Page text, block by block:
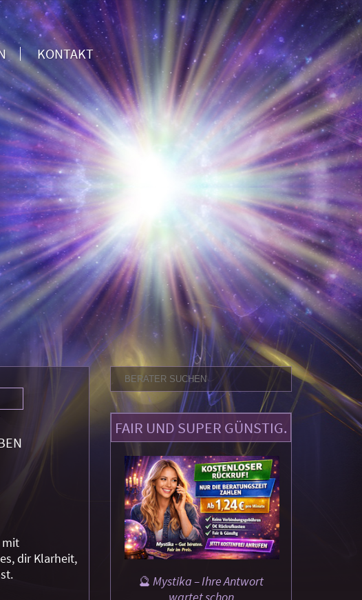
KONTAKT
– und das 2. Gespräch völlig GRATIS!
FAIR UND SUPER GÜNSTIG.
🔮 Mystika – Ihre Antwort
wartet schon
mit
dir Klarheit,